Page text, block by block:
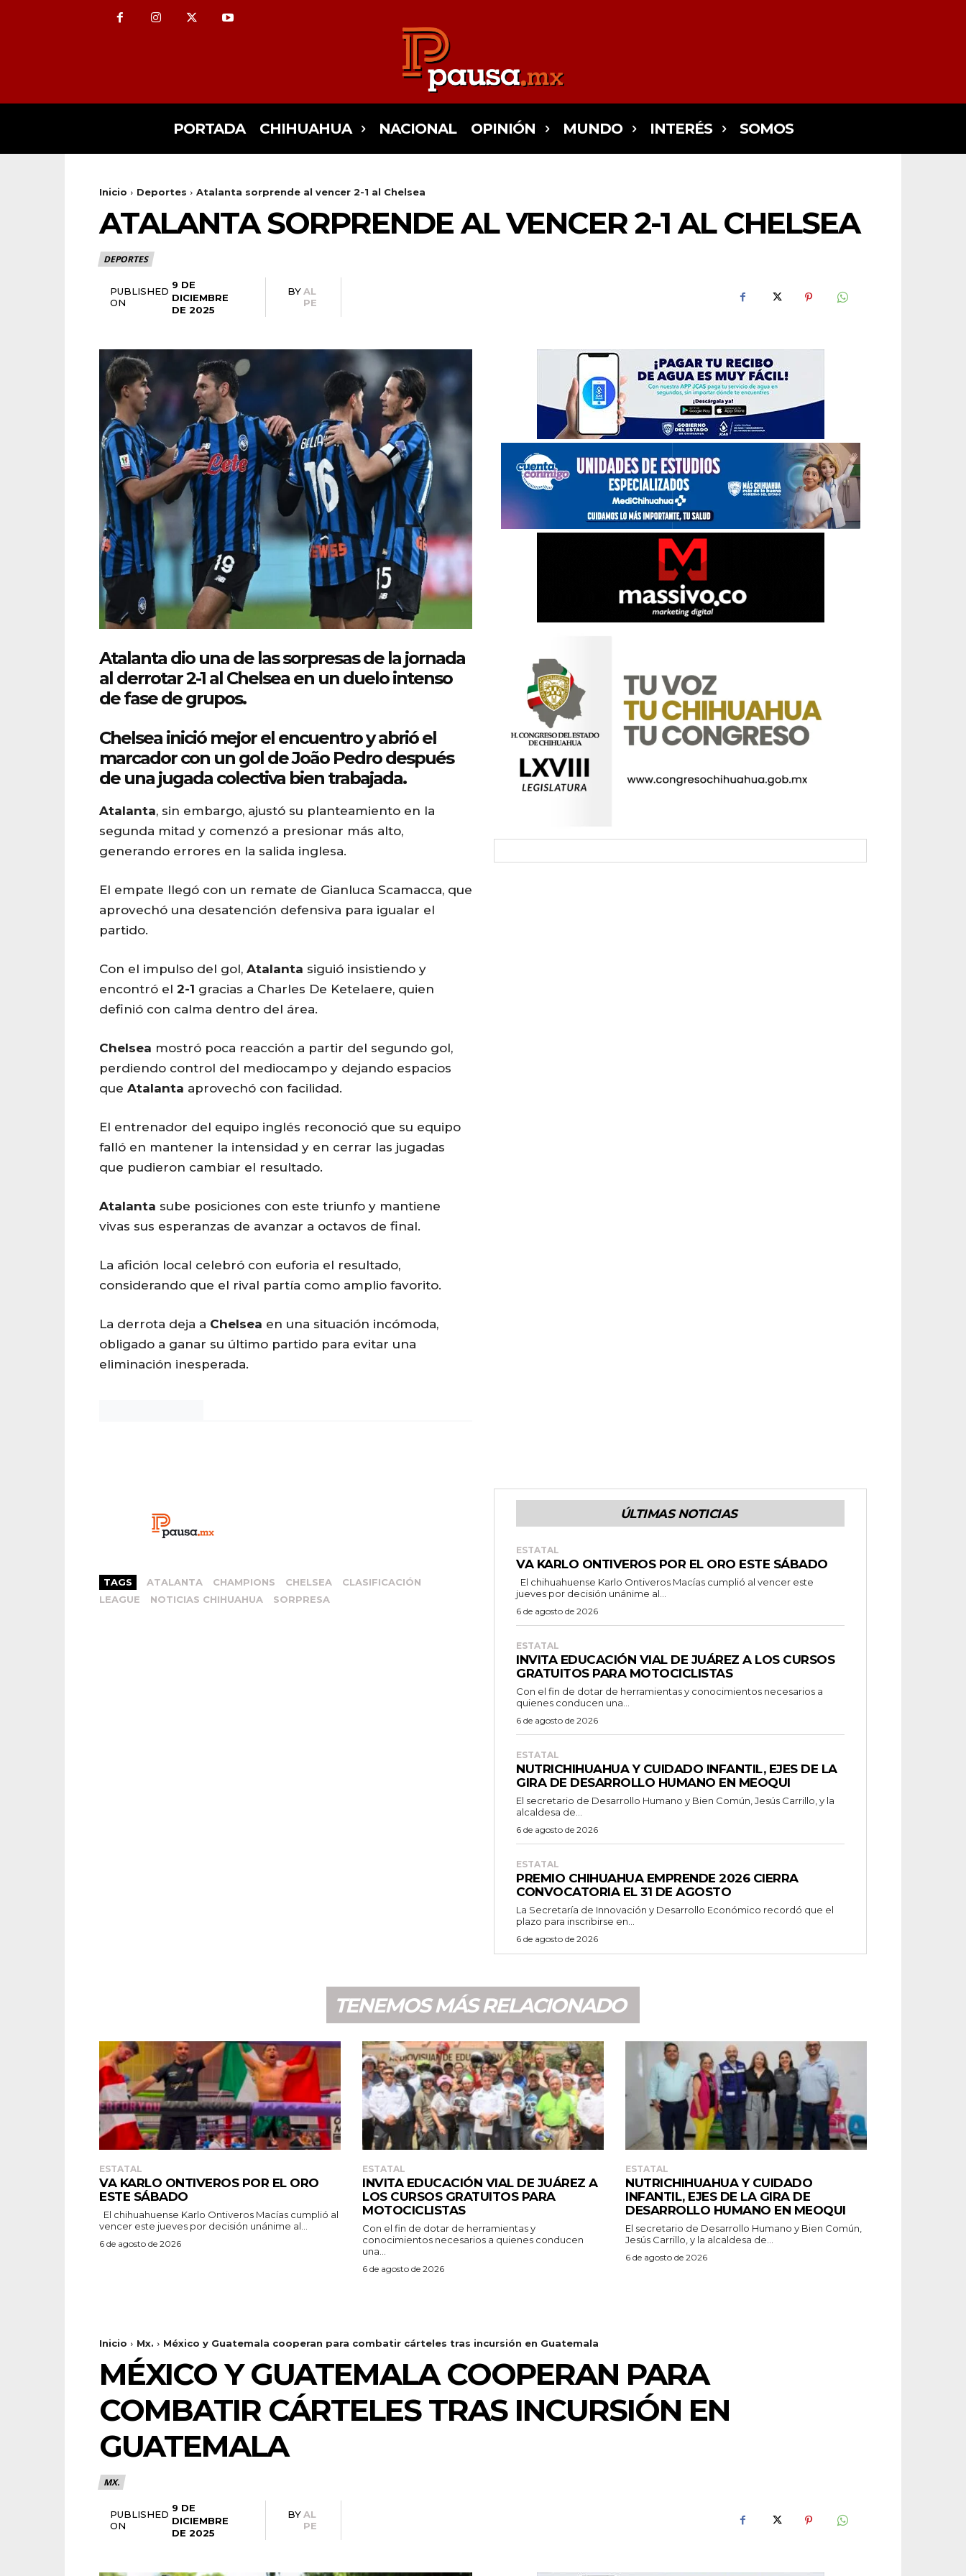
PORTADA CHIHUAHUA NACIONAL OPINIÓN MUNDO INTERÉS SOMOS
Inicio Deportes Atalanta sorprende al vencer 2-1 al Chelsea
ATALANTA SORPRENDE AL VENCER 2-1 AL CHELSEA
DEPORTES
PUBLISHED
ON
9 DE
DICIEMBRE
DE 2025
BYAL
PE
Atalanta dio una de las sorpresas de la jornada
al derrotar2-1 al Chelsea en un duelo intenso
de fase de grupos.
Chelsea inició mejor el encuentro y abrió el
marcador con un gol de João Pedro después
de una jugada colectiva bien trabajada.
Atalanta, sin embargo, ajustó su planteamiento en la
segunda mitad y comenzó a presionar más alto,
generando errores en la salida inglesa.
El empate llegó con un remate de Gianluca Scamacca, que
aprovechó una desatención defensiva para igualar el
partido.
Con el impulso del gol, Atalanta siguió insistiendo y
encontró el 2-1 gracias a Charles De Ketelaere, quien
definió con calma dentro del área.
Chelsea mostró poca reacción a partir del segundo gol,
perdiendo control del mediocampo y dejando espacios
que Atalanta aprovechó con facilidad.
El entrenador del equipo inglés reconoció que su equipo
falló en mantener la intensidad y en cerrar las jugadas
que pudieron cambiar el resultado.
Atalanta sube posiciones con este triunfo y mantiene
vivas sus esperanzas de avanzar a octavos de final.
La afición local celebró con euforia el resultado,
considerando que el rival partía como amplio favorito.
La derrota deja a Chelsea en una situación incómoda,
obligado a ganar su último partido para evitar una
eliminación inesperada.
TAGS ATALANTA CHAMPIONS CHELSEA
CLASIFICACIÓN
LEAGUE
NOTICIAS CHIHUAHUA SORPRESA
ÚLTIMAS NOTICIAS
ESTATAL
VA KARLO ONTIVEROS POR EL ORO ESTE SÁBADO
jueves por decisión unánime al...
6 de agosto de 2026
ESTATAL
INVITA EDUCACIÓN VIAL DE JUÁREZ A LOS CURSOS
GRATUITOS PARA MOTOCICLISTAS
Con el fin de dotar de herramientas y conocimientos necesarios a
quienes conducen una...
6 de agosto de 2026
ESTATAL
NUTRICHIHUAHUA Y CUIDADO INFANTIL, EJES DE LA
GIRA DE DESARROLLO HUMANO EN MEOQUI
El secretario de Desarrollo Humano y Bien Común, Jesús Carrillo, y la
alcaldesa de...
6 de agosto de 2026
ESTATAL
PREMIO CHIHUAHUA EMPRENDE 2026 CIERRA
CONVOCATORIA EL 31 DE AGOSTO
La Secretaría de Innovación y Desarrollo Económico recordó que el
plazo para inscribirse en...
6 de agosto de 2026
TENEMOS MÁS RELACIONADO
ESTATAL
VA KARLO ONTIVEROS POR EL ORO
ESTE SÁBADO
vencer este jueves por decisión unánime al...
6 de agosto de 2026
ESTATAL
INVITA EDUCACIÓN VIAL DE JUÁREZ A
LOS CURSOS GRATUITOS PARA
MOTOCICLISTAS
Con el fin de dotar de herramientas y
conocimientos necesarios a quienes conducen
una...
6 de agosto de 2026
ESTATAL
NUTRICHIHUAHUA Y CUIDADO
INFANTIL, EJES DE LA GIRA DE
DESARROLLO HUMANO EN MEOQUI
El secretario de Desarrollo Humano y Bien Común,
Jesús Carrillo, y la alcaldesa de...
6 de agosto de 2026